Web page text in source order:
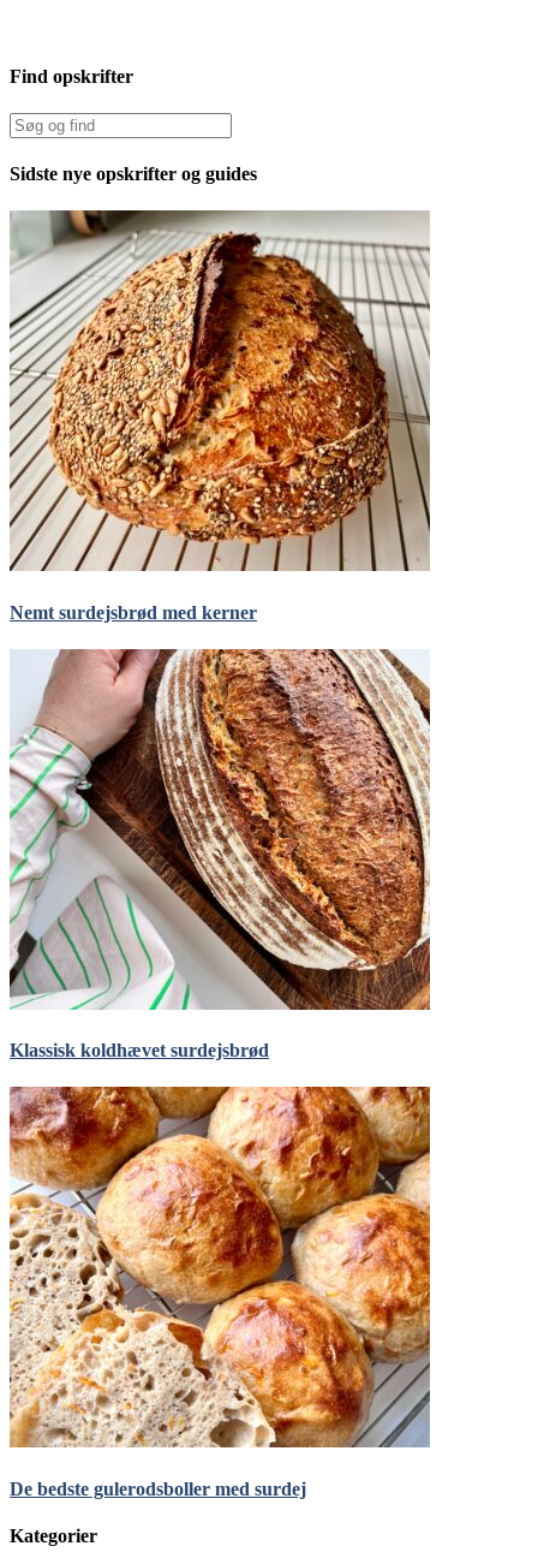
Find opskrifter
Sidste nye opskrifter og guides
Nemt surdejsbrød med kerner
Klassisk koldhævet surdejsbrød
De bedste gulerodsboller med surdej
Kategorier